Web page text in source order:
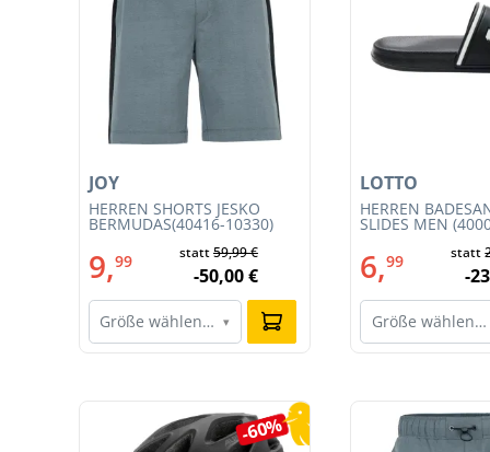
HERREN SHORTS JESKO
BERMUDAS(40416-10330)
JOY
9,99 statt59,99 €
-50,00 €
Größe wählen… ▾
HERREN
SLIDES MEN
LOTTO
6,99 statt
-
Größe wählen…
Produktgalerie überspringen
-60%